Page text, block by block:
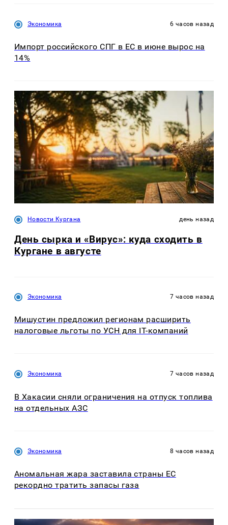
Экономика 6 часов назад
Импорт российского СПГ в ЕС в июне вырос на
14%
Новости Кургана день назад
День сырка и «Вирус»: куда сходить в
Кургане в августе
Экономика 7 часов назад
Мишустин предложил регионам расширить
налоговые льготы по УСН для IT-компаний
Экономика 7 часов назад
В Хакасии сняли ограничения на отпуск топлива
на отдельных АЗС
Экономика 8 часов назад
Аномальная жара заставила страны ЕС
рекордно тратить запасы газа